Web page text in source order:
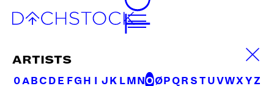
ARTISTS
0A B C D E FG H J K L M N OØ P Q R S T UVWX YZ